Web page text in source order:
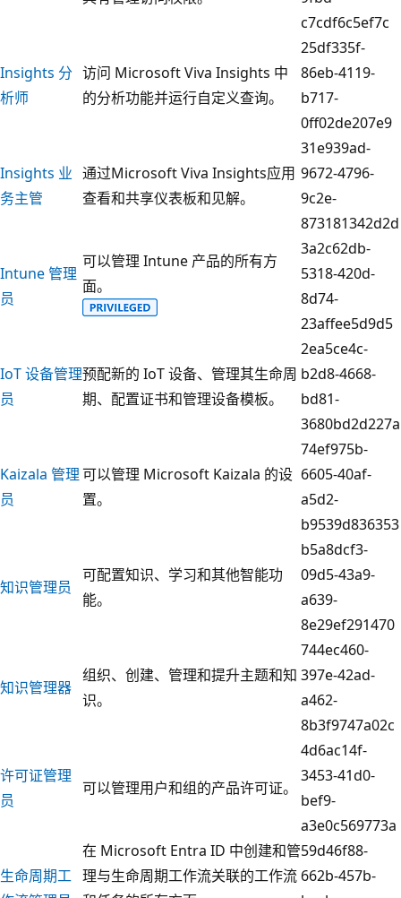
c7cdf6c5ef7c
Insights 分
析师
访问 Microsoft Viva Insights 中
的分析功能并运行自定义查询。
25df335f-
86eb-4119-
b717-
0ff02de207e9
Insights 业
务主管
通过Microsoft Viva Insights应用
查看和共享仪表板和见解。
31e939ad-
9672-4796-
9c2e-
873181342d2d
Intune 管理
员
可以管理 Intune 产品的所有方
面。
3a2c62db-
5318-420d-
8d74-
23affee5d9d5
IoT 设备管理
员
预配新的 IoT 设备、管理其生命周
期、配置证书和管理设备模板。
2ea5ce4c-
b2d8-4668-
bd81-
3680bd2d227a
Kaizala 管理
员
可以管理 Microsoft Kaizala 的设
置。
74ef975b-
6605-40af-
a5d2-
b9539d836353
知识管理员
可配置知识、学习和其他智能功
能。
b5a8dcf3-
09d5-43a9-
a639-
8e29ef291470
知识管理器
组织、创建、管理和提升主题和知
识。
744ec460-
397e-42ad-
a462-
8b3f9747a02c
许可证管理
员
可以管理用户和组的产品许可证。
4d6ac14f-
3453-41d0-
bef9-
a3e0c569773a
生命周期工
在 Microsoft Entra ID 中创建和管
理与生命周期工作流关联的工作流
59d46f88-
662b-457b-